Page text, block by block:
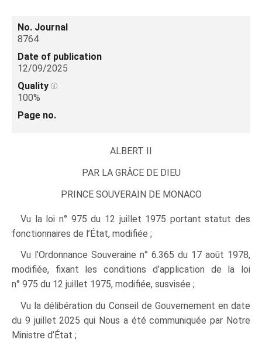
No. Journal
8764
Date of publication
12/09/2025
Quality
100%
Page no.
ALBERT II
PAR LA GRÂCE DE DIEU
PRINCE SOUVERAIN DE MONACO
Vu la loi n° 975 du 12 juillet 1975 portant statut des
fonctionnaires de l’État, modifiée ;
Vu l’Ordonnance Souveraine n° 6.365 du 17 août 1978,
modifiée, fixant les conditions d’application de la loi
n° 975 du 12 juillet 1975, modifiée, susvisée ;
Vu la délibération du Conseil de Gouvernement en date
du 9 juillet 2025 qui Nous a été communiquée par Notre
Ministre d’État ;